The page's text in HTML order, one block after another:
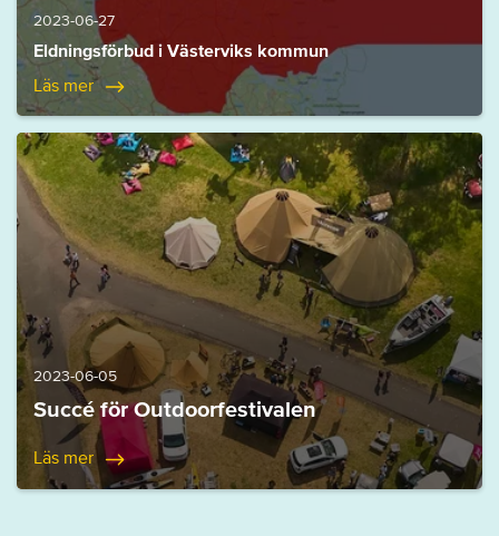
2023-06-27
Eldningsförbud i Västerviks kommun
Läs mer
2023-06-05
Succé för Outdoorfestivalen
Läs mer